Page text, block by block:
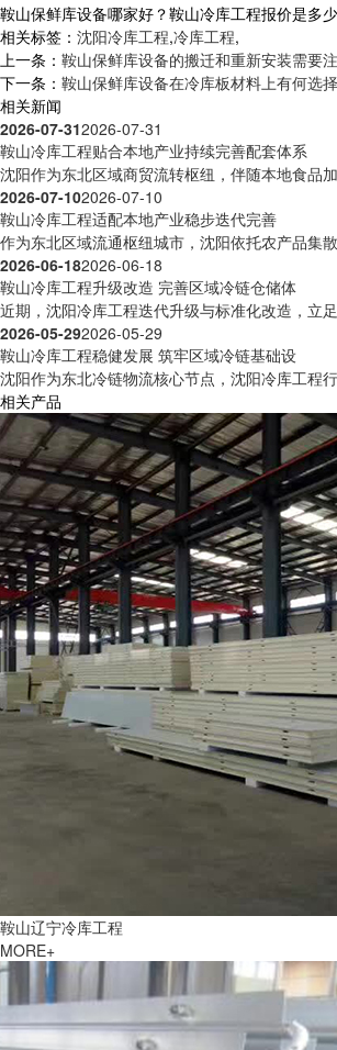
鞍山保鲜库设备哪家好？鞍山冷库工程报价是多
相关标签： 沈阳冷库工程,冷库工程,
上一条： 鞍山保鲜库设备的搬迁和重新安装需要
下一条： 鞍山保鲜库设备在冷库板材料上有何选择
相关新闻
2026-07-312026-07-31
鞍山冷库工程贴合本地产业持续完善配套体系
沈阳作为东北区域商贸流转枢纽，伴随本地食品
2026-07-102026-07-10
鞍山冷库工程适配本地产业稳步迭代完善
作为东北区域流通枢纽城市，沈阳依托农产品集
2026-06-182026-06-18
鞍山冷库工程升级改造 完善区域冷链仓储体
近期，沈阳冷库工程迭代升级与标准化改造，立
2026-05-292026-05-29
鞍山冷库工程稳健发展 筑牢区域冷链基础设
沈阳作为东北冷链物流核心节点，沈阳冷库工程
相关产品
鞍山辽宁冷库工程
MORE+